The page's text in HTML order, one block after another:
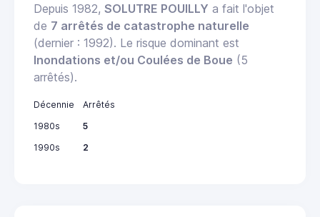
Depuis 1982, SOLUTRE POUILLY a fait l'objet
de 7 arrêtés de catastrophe naturelle
(dernier : 1992). Le risque dominant est
Inondations et/ou Coulées de Boue (5
arrêtés).
Décennie
Arrêtés
1980s
5
1990s
2